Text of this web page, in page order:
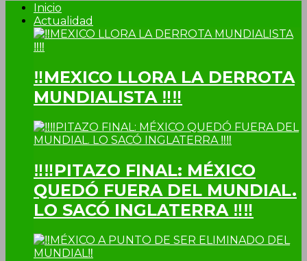
Inicio
Actualidad
‼MEXICO LLORA LA DERROTA
MUNDIALISTA ‼‼
‼‼PITAZO FINAL: MÉXICO
QUEDÓ FUERA DEL MUNDIAL.
LO SACÓ INGLATERRA ‼‼